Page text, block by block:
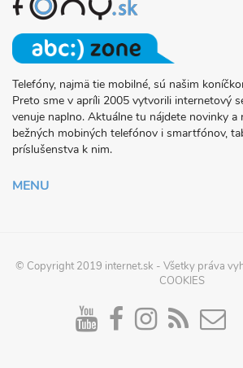
O
PROJEKTE
FONY.SK
Telefóny, najmä tie mobilné, sú našim
Preto sme v apríli 2005 vytvorili internetový
venuje naplno. Aktuálne tu nájdete novinky a
bežných mobiných telefónov i smartfónov,
príslušenstva k nim.
MENU
© Copyright 2019 internet.sk - Všetky práva
COOKIES